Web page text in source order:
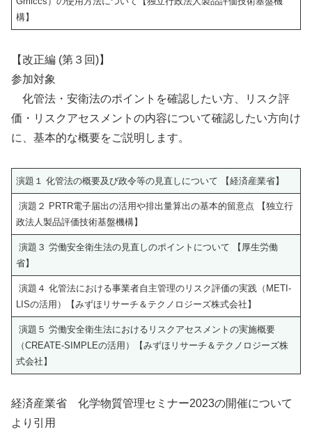
構】
【改正編 (第３回)】
参加対象
化管法・安衛法のポイントを確認したい方、リスク評
価・リスクアセスメントの内容について確認したい方向け
に、基本的な概要をご説明します。
演題１ 化管法の概要及び政令等の見直しについて 【経済産業省】
演題２ PRTR電子届出の活用や排出量算出の基本的留意点 【独立行
政法人製品評価技術基盤機構】
演題３ 労働安全衛生法の見直しのポイントについて 【厚生労働
省】
演題４ 化管法における事業者自主管理のリスク評価の実践（METI-
LISの活用）【みずほリサーチ＆テクノロジーズ株式会社】
演題５ 労働安全衛生法におけるリスクアセスメントの実施概要
（CREATE-SIMPLEの活用）【みずほリサーチ＆テクノロジーズ株
式会社】
経済産業省 化学物質管理セミナー2023の開催について
より引用